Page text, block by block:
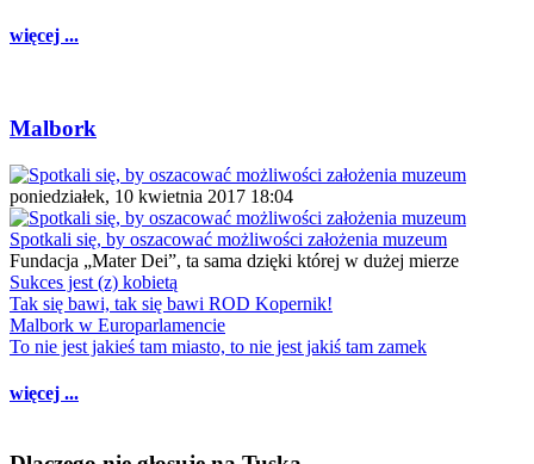
więcej ...
Malbork
poniedziałek, 10 kwietnia 2017 18:04
Spotkali się, by oszacować możliwości założenia muzeum
Fundacja „Mater Dei”, ta sama dzięki której w dużej mierze
Sukces jest (z) kobietą
Tak się bawi, tak się bawi ROD Kopernik!
Malbork w Europarlamencie
To nie jest jakieś tam miasto, to nie jest jakiś tam zamek
więcej ...